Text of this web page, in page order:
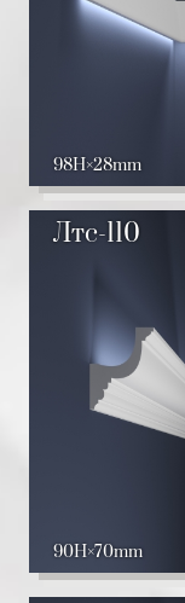
98H 28mm
Лтс-110
90H 70mm